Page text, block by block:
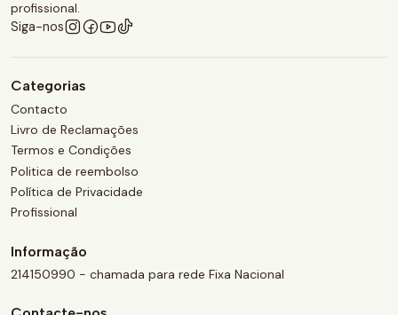
profissional.
Siga-nos
Categorias
Contacto
Livro de Reclamações
Termos e Condições
Politica de reembolso
Política de Privacidade
Profissional
Informação
214150990 - chamada para rede Fixa Nacional